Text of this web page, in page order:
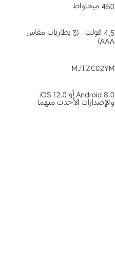
450 ميجاواط
4,5 فولت⎓ (3 بطاريات مقاس
AAA)
MJTZC02YM
والإصدارات الأحدث منهما